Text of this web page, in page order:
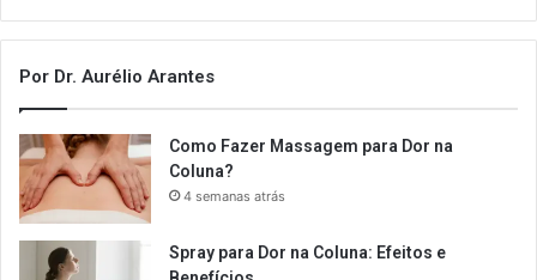
Por Dr. Aurélio Arantes
Como Fazer Massagem para Dor na
Coluna?
4 semanas atrás
Spray para Dor na Coluna: Efeitos e